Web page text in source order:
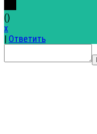
()
x
| Ответить